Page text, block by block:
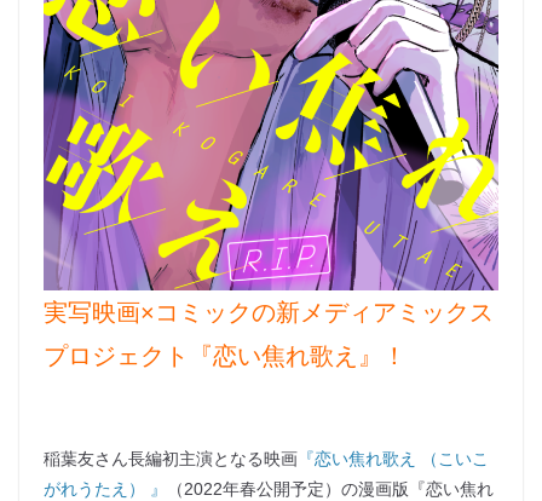
実写映画×コミックの新メディアミックス
プロジェクト『恋い焦れ歌え』！
稲葉友さん長編初主演となる映画 『恋い焦れ歌え （こいこ
がれうたえ） 』
（2022年春公開予定）の漫画版『恋い焦れ